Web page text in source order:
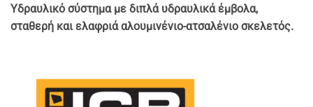
Υδραυλικό σύστημα με διπλά υδραυλικά έμβολα,
σταθερή και ελαφριά αλουμινένιο-ατσαλένιο σκελετός.